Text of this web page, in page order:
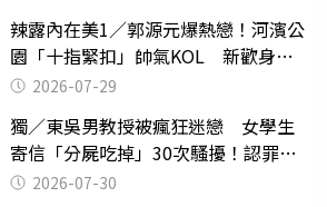
辣露內在美1／郭源元爆熱戀！河濱公
園「十指緊扣」帥氣KOL 新歡身份
曝光2026-07-29
獨／東吳男教授被瘋狂迷戀 女學生
寄信「分屍吃掉」30次騷擾！認罪免
關 2026-07-30